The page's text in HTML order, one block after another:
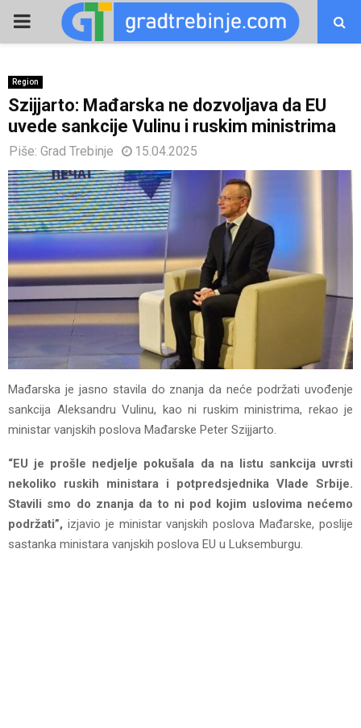
PRIMARY
Region
Szijjarto: Mađarska ne dozvoljava da ЕU
uvede sankcije Vulinu i ruskim ministrima
Piše: Grad Trebinje 15.04.2025
Mađarska je jasno stavila do znanja da neće podržati uvođenje
sankcija Aleksandru Vulinu, kao ni ruskim ministrima, rekao je
ministar vanjskih poslova Mađarske Peter Szijjarto.
“ЕU je prošle nedjelje pokušala da na listu sankcija uvrsti
nekoliko ruskih ministara i potpredsjednika Vlade Srbije.
Stavili smo do znanja da to ni pod kojim uslovima nećemo
podržati”, izjavio je ministar vanjskih poslova Mađarske, poslije
sastanka ministara vanjskih poslova ЕU u Luksemburgu.